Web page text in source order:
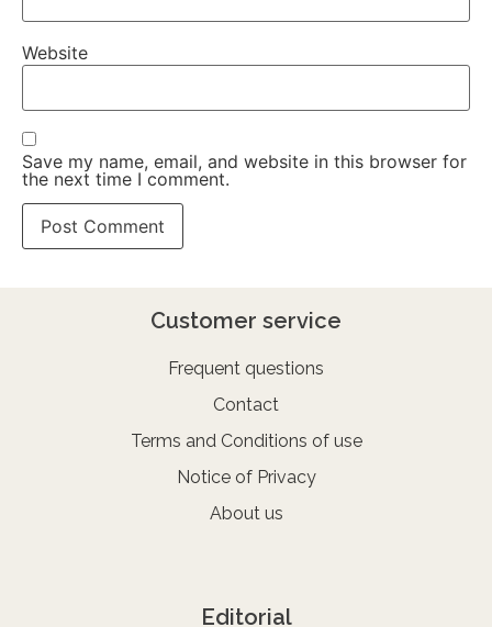
Website
Save my name, email, and website in this browser for
the next time I comment.
Customer service
Frequent questions
Contact
Terms and Conditions of use
Notice of Privacy
About us
Editorial